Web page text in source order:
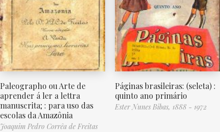
Paleographo ou Arte de
aprender á ler a lettra
manuscrita; : para uso das
escolas da Amazônia
Joaquim Pedro Corrêa de Freitas
Páginas brasileiras: (seleta) :
quinto ano primário
Ester Nunes Bibas, 1888 - 1972